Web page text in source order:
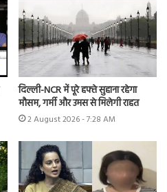
दिल्ली-NCR में पूरे हफ्ते सुहाना रहेगा
मौसम, गर्मी और उमस से मिलेगी राहत
2 August 2026 - 7:28 AM